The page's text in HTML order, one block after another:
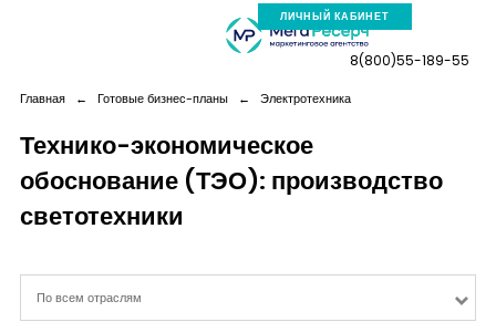
ЛИЧНЫЙ КАБИНЕТ
Компания
Новая реальность
8(800)55-189-55
Главная ← Готовые бизнес-планы ← Электротехника
Технико-экономическое
обоснование (ТЭО): производство
светотехники
По всем отраслям